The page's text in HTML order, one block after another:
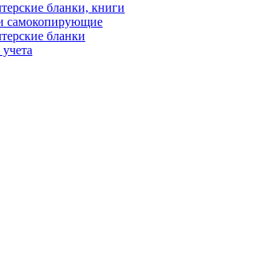
бланки, книги
самокопирующие
бланки